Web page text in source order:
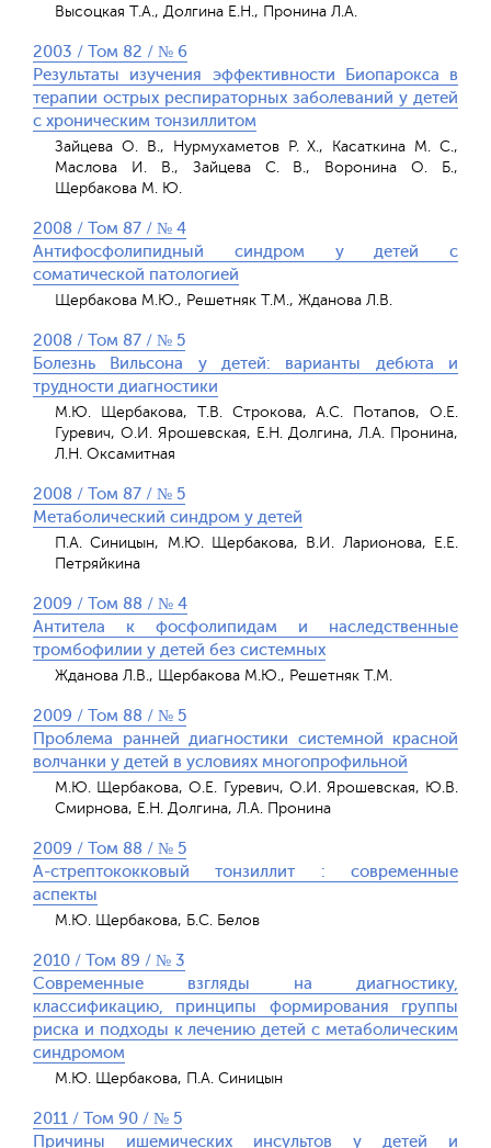
Высоцкая Т.А., Долгина Е.Н., Пронина Л.А.
2003 / Том 82 / № 6
Результаты изучения эффективности Биопарокса в
терапии острых респираторных заболеваний у детей
с хроническим тонзиллитом
Зайцева О. В., Нурмухаметов Р. Х., Касаткина М. С.,
Маслова И. В., Зайцева С. В., Воронина О. Б.,
Щербакова М. Ю.
2008 / Том 87 / № 4
Антифосфолипидный синдром у детей с
соматической патологией
Щербакова М.Ю., Решетняк Т.М., Жданова Л.В.
2008 / Том 87 / № 5
Болезнь Вильсона у детей: варианты дебюта и
трудности диагностики
М.Ю. Щербакова, Т.В. Строкова, А.С. Потапов, О.Е.
Гуревич, О.И. Ярошевская, Е.Н. Долгина, Л.А. Пронина,
Л.Н. Оксамитная
2008 / Том 87 / № 5
Метаболический синдром у детей
П.А. Синицын, М.Ю. Щербакова, В.И. Ларионова, Е.Е.
Петряйкина
2009 / Том 88 / № 4
Антитела к фосфолипидам и наследственные
тромбофилии у детей без системных
Жданова Л.В., Щербакова М.Ю., Решетняк Т.М.
2009 / Том 88 / № 5
Проблема ранней диагностики системной красной
волчанки у детей в условиях многопрофильной
М.Ю. Щербакова, О.Е. Гуревич, О.И. Ярошевская, Ю.В.
Смирнова, Е.Н. Долгина, Л.А. Пронина
2009 / Том 88 / № 5
А-стрептококковый тонзиллит : современные
аспекты
М.Ю. Щербакова, Б.С. Белов
2010 / Том 89 / № 3
Современные взгляды на диагностику,
классификацию, принципы формирования группы
риска и подходы к лечению детей с метаболическим
синдромом
М.Ю. Щербакова, П.А. Синицын
2011 / Том 90 / № 5
Причины ишемических инсультов у детей и